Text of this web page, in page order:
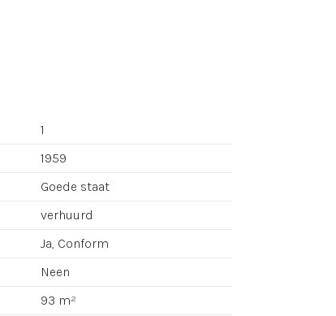
1
1959
Goede staat
verhuurd
Ja, Conform
Neen
93 m²